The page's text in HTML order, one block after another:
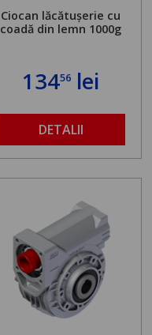
Ciocan lăcătușerie cu
coadă din lemn 1000g
13456 lei
DETALII